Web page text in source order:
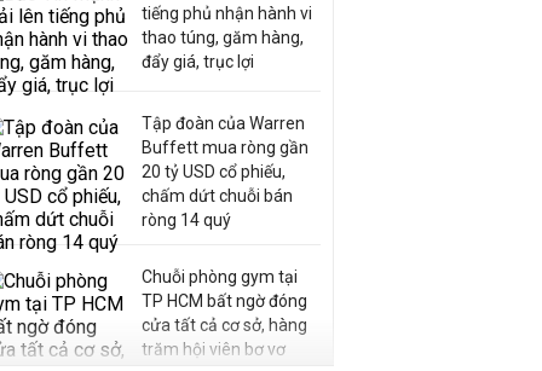
tiếng phủ nhận hành vi
thao túng, găm hàng,
đẩy giá, trục lợi
Tập đoàn của Warren
Buffett mua ròng gần
20 tỷ USD cổ phiếu,
chấm dứt chuỗi bán
ròng 14 quý
Chuỗi phòng gym tại
TP HCM bất ngờ đóng
cửa tất cả cơ sở, hàng
trăm hội viên bơ vơ